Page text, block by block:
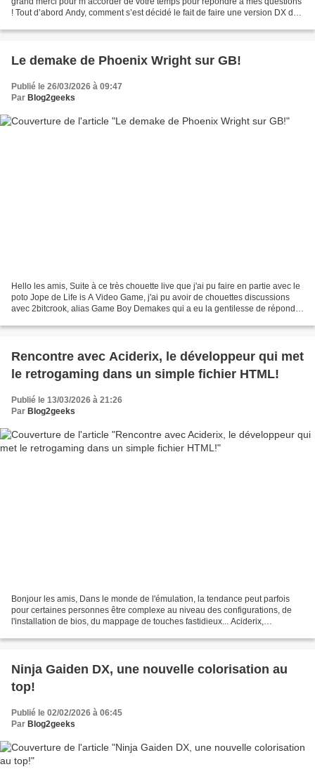
! Tout d’abord Andy, comment s’est décidé le fait de faire une version DX de
Le demake de Phoenix Wright sur GB!
Publié le 26/03/2026 à 09:47
Par Blog2geeks
Hello les amis, Suite à ce très chouette live que j'ai pu faire en partie avec le
poto Jope de Life is A Video Game, j'ai pu avoir de chouettes discussions
avec 2bitcrook, alias Game Boy Demakes qui a eu la gentilesse de répondre
Rencontre avec Aciderix, le développeur qui met
le retrogaming dans un simple fichier HTML!
Publié le 13/03/2026 à 21:26
Par Blog2geeks
Bonjour les amis, Dans le monde de l'émulation, la tendance peut parfois
pour certaines personnes être complexe au niveau des configurations, de
l'installation de bios, du mappage de touches fastidieux... Aciderix,
Ninja Gaiden DX, une nouvelle colorisation au
top!
Publié le 02/02/2026 à 06:45
Par Blog2geeks